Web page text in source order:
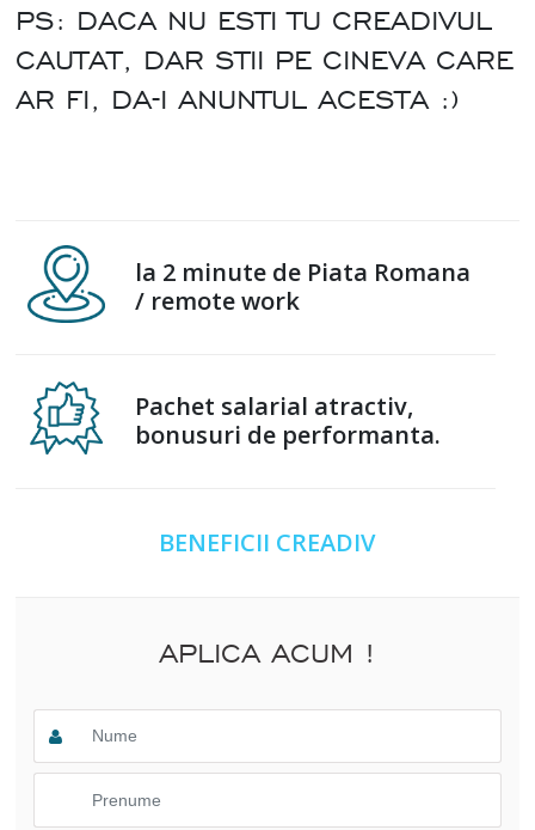
PS: DACA NU ESTI TU CREADIVUL
CAUTAT, DAR STII PE CINEVA CARE
AR FI, DA-I ANUNTUL ACESTA :)
la 2 minute de Piata Romana
/ remote work
Pachet salarial atractiv,
bonusuri de performanta.
BENEFICII CREADIV
APLICA ACUM !